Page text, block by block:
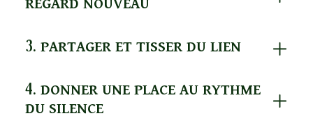
REGARD NOUVEAU
3. PARTAGER ET TISSER DU LIEN
4. DONNER UNE PLACE AU RYTHME
DU SILENCE